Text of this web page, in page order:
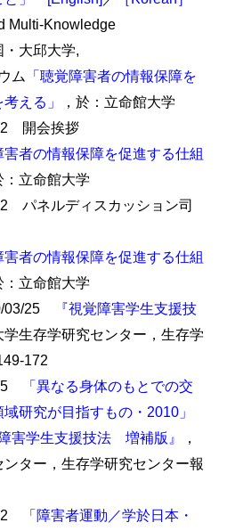
Multi-Knowledge
大邱大学,
ム
「聴覚障害者の情報保障を
える」
，於：立命館大学
開会挨拶
害者の情報保障を促進する仕組
：立命館大学
パネルディスカッション司
害者の情報保障を促進する仕組
：立命館大学
03/25
『視覚障害学生支援技
学生存学研究センター，生存学
172
「異なる身体のもとでの交
研究が目指すもの・2010」
障害学生支援技法 増補版』
，
ター，生存学研究センター報
「障害者運動／学於日本・